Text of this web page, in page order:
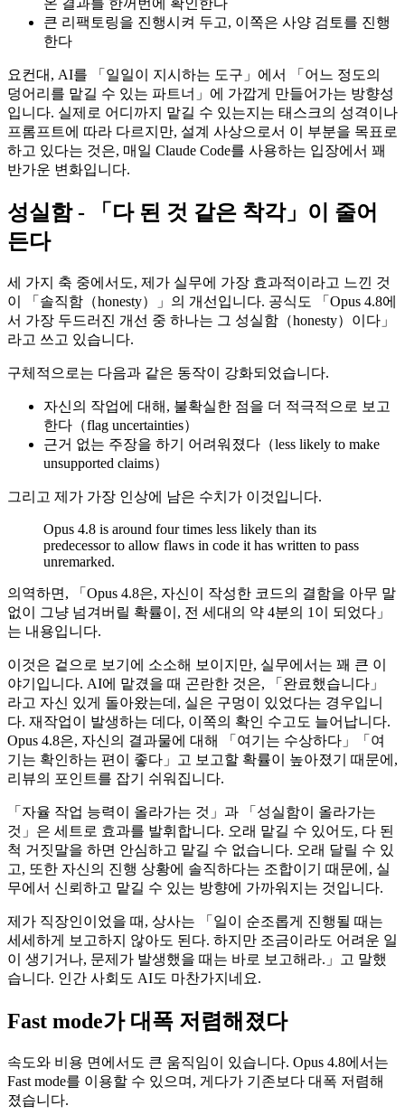
온 결과를 한꺼번에 확인한다
큰 리팩토링을 진행시켜 두고, 이쪽은 사양 검토를 진행
한다
요컨대, AI를 「일일이 지시하는 도구」에서 「어느 정도의
덩어리를 맡길 수 있는 파트너」에 가깝게 만들어가는 방향성
입니다. 실제로 어디까지 맡길 수 있는지는 태스크의 성격이나
프롬프트에 따라 다르지만, 설계 사상으로서 이 부분을 목표로
하고 있다는 것은, 매일 Claude Code를 사용하는 입장에서 꽤
반가운 변화입니다.
성실함 - 「다 된 것 같은 착각」이 줄어
든다
세 가지 축 중에서도, 제가 실무에 가장 효과적이라고 느낀 것
이 「솔직함（honesty）」의 개선입니다. 공식도 「Opus 4.8에
서 가장 두드러진 개선 중 하나는 그 성실함（honesty）이다」
라고 쓰고 있습니다.
구체적으로는 다음과 같은 동작이 강화되었습니다.
자신의 작업에 대해, 불확실한 점을 더 적극적으로 보고
한다（flag uncertainties）
근거 없는 주장을 하기 어려워졌다（less likely to make
unsupported claims）
그리고 제가 가장 인상에 남은 수치가 이것입니다.
Opus 4.8 is around four times less likely than its
predecessor to allow flaws in code it has written to pass
unremarked.
의역하면, 「Opus 4.8은, 자신이 작성한 코드의 결함을 아무 말
없이 그냥 넘겨버릴 확률이, 전 세대의 약 4분의 1이 되었다」
는 내용입니다.
이것은 겉으로 보기에 소소해 보이지만, 실무에서는 꽤 큰 이
야기입니다. AI에 맡겼을 때 곤란한 것은, 「완료했습니다」
라고 자신 있게 돌아왔는데, 실은 구멍이 있었다는 경우입니
다. 재작업이 발생하는 데다, 이쪽의 확인 수고도 늘어납니다.
Opus 4.8은, 자신의 결과물에 대해 「여기는 수상하다」「여
기는 확인하는 편이 좋다」고 보고할 확률이 높아졌기 때문에,
리뷰의 포인트를 잡기 쉬워집니다.
「자율 작업 능력이 올라가는 것」과 「성실함이 올라가는
것」은 세트로 효과를 발휘합니다. 오래 맡길 수 있어도, 다 된
척 거짓말을 하면 안심하고 맡길 수 없습니다. 오래 달릴 수 있
고, 또한 자신의 진행 상황에 솔직하다는 조합이기 때문에, 실
무에서 신뢰하고 맡길 수 있는 방향에 가까워지는 것입니다.
제가 직장인이었을 때, 상사는 「일이 순조롭게 진행될 때는
세세하게 보고하지 않아도 된다. 하지만 조금이라도 어려운 일
이 생기거나, 문제가 발생했을 때는 바로 보고해라.」고 말했
습니다. 인간 사회도 AI도 마찬가지네요.
Fast mode가 대폭 저렴해졌다
속도와 비용 면에서도 큰 움직임이 있습니다. Opus 4.8에서는
Fast mode를 이용할 수 있으며, 게다가 기존보다 대폭 저렴해
졌습니다.